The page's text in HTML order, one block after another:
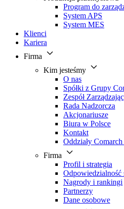
Program do
System APS
System MES
Klienci
Kariera
Firma
Kim jesteśmy
O nas
Spółki z Grupy
Zespół
Rada Nadzorcza
Akcjonariusze
Biura w Polsce
Kontakt
Oddziały
Firma
Profil i strategia
Odpowiedzialność
Nagrody i rankingi
Partnerzy
Dane osobowe